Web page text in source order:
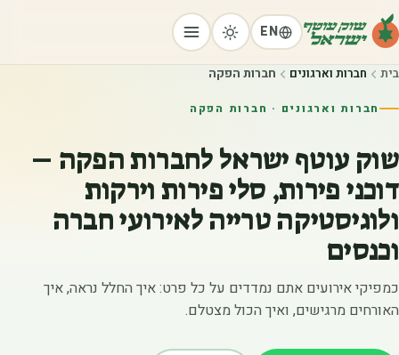
EN
בית חברות וארגונים חברות הפקה
חברות וארגונים · חברות הפקה
שוק עוטף ישראל לחברות הפקה –
דוכני פירות, סלי פירות וירקות
ולוגיסטיקה טרייה לאירועי חברה
וכנסים
כמפיקי אירועים אתם נמדדים על כל פרט: איך החלל נראה, איך
האורחים מרגישים, ואיך הכול מצטלם.